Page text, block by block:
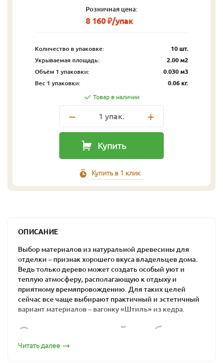
Розничная цена:
8 160 ₽/упак
Количество в упаковке:
10 шт.
Укрываемая площадь:
2.00 м2
Объём 1 упаковки:
0.030 м3
Вес 1 упаковки:
0.06 кг.
Товар в наличии
1 упак.
Купить
Купить в 1 клик
ОПИСАНИЕ
Выбор материалов из натуральной древесины для
отделки – признак хорошего вкуса владельцев дома.
Ведь только дерево может создать особый уют и
теплую атмосферу, располагающую к отдыху и
приятному времяпровождению. Для таких целей
сейчас все чаще выбирают практичный и эстетичный
вариант материалов – вагонку «Штиль» из кедра.
Оптимальный выбор
для загородного дома
Читать далее